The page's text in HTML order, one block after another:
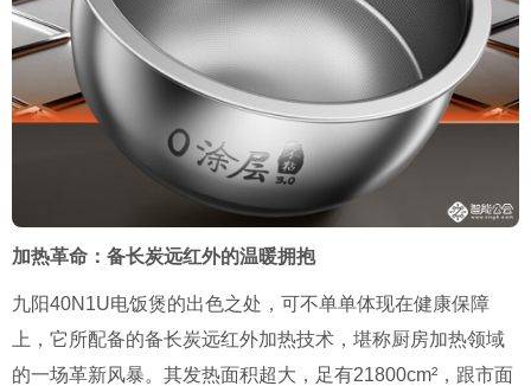
加热革命：备长炭远红外的温暖拥抱
九阳40N1U电饭煲的出色之处，可不单单体现在健康保障
上，它所配备的备长炭远红外加热技术，堪称厨房加热领域
的一场革新风暴。其发热面积超大，足有21800cm²，跟市面